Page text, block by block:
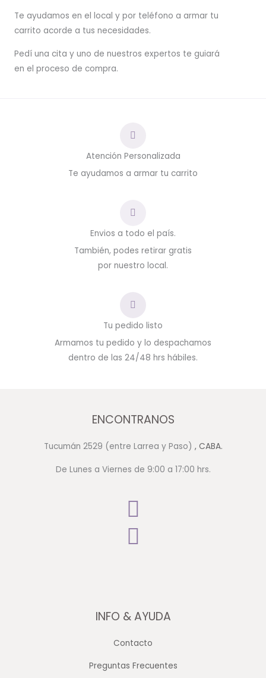
Te ayudamos en el local y por teléfono a armar tu
carrito acorde a tus necesidades.
Pedí una cita y uno de nuestros expertos te guiará
en el proceso de compra.
Atención Personalizada
Te ayudamos a armar tu carrito
Envios a todo el país.
También, podes retirar gratis
por nuestro local.
Tu pedido listo
Armamos tu pedido y lo despachamos
dentro de las 24/48 hrs hábiles.
ENCONTRANOS
Tucumán 2529 (entre Larrea y Paso) , CABA.
De Lunes a Viernes de 9:00 a 17:00 hrs.
INFO & AYUDA
Contacto
Preguntas Frecuentes